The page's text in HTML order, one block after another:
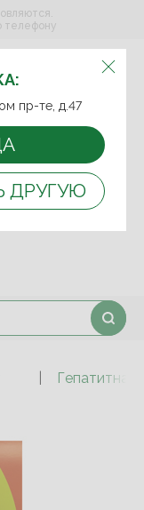
АПТЕКУ:
пр-те, д.47
ДРУГУЮ
телефону
Гепатитная